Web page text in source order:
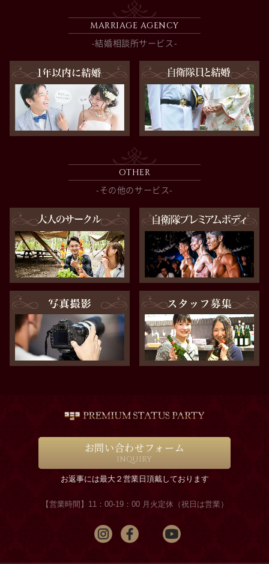
MARRIAGE AGENCY
-結婚相談所サービス-
OTHER
-その他のサービス-
お問い合わせフォーム
INQUIRY
お返事には最大２営業日頂戴しております
【営業時間】11：00-19：00 月火定休（祝日は営業）